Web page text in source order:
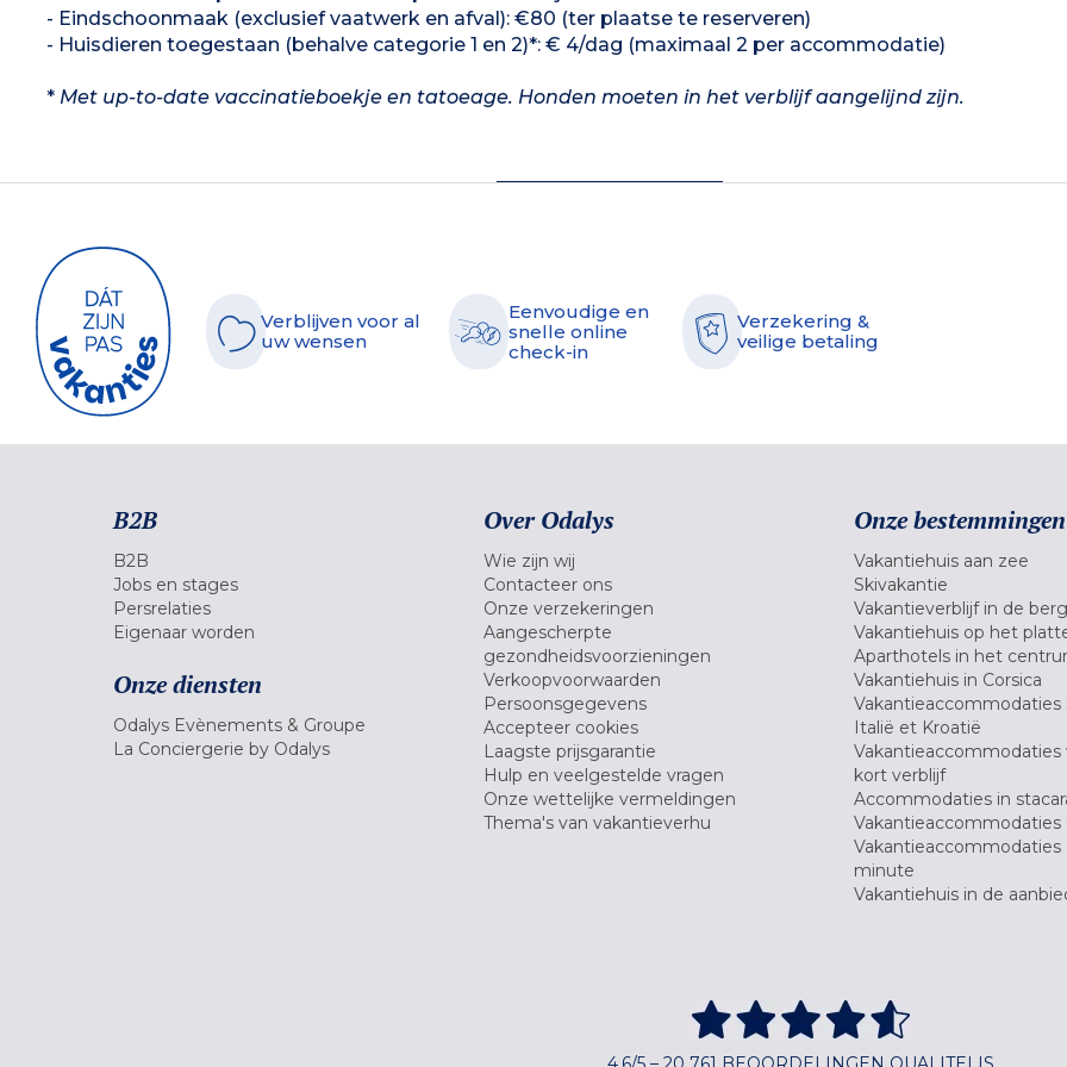
- Eindschoonmaak (exclusief vaatwerk en afval): €80 (ter plaatse te reserveren)
- Huisdieren toegestaan (behalve categorie 1 en 2)*: € 4/dag (maximaal 2 per accommodatie)
* Met up-to-date vaccinatieboekje en tatoeage. Honden moeten in het verblijf aangelijnd zijn.
Verblijven voor al
uw wensen
Eenvoudige en
snelle online
check-in
Verzekering &
veilige betaling
B2B
B2B
Jobs en stages
Persrelaties
Eigenaar worden
Onze diensten
Odalys Evènements & Groupe
La Conciergerie by Odalys
Over Odalys
Wie zijn wij
Contacteer ons
Onze verzekeringen
Aangescherpte
gezondheidsvoorzieningen
Verkoopvoorwaarden
Persoonsgegevens
Accepteer cookies
Laagste prijsgarantie
Hulp en veelgestelde vragen
Onze wettelijke vermeldingen
Thema's van vakantieverhu
Onze bestemmingen
Vakantiehuis aan zee
Skivakantie
Vakantieverblijf in de
Vakantiehuis op het
Aparthotels in het
Vakantiehuis in Corsica
Vakantieaccommodaties
Italië et Kroatië
Vakantieaccommodaties
kort verblijf
Accommodaties in
Vakantieaccommodaties
Vakantieaccommodaties
minute
Vakantiehuis in de